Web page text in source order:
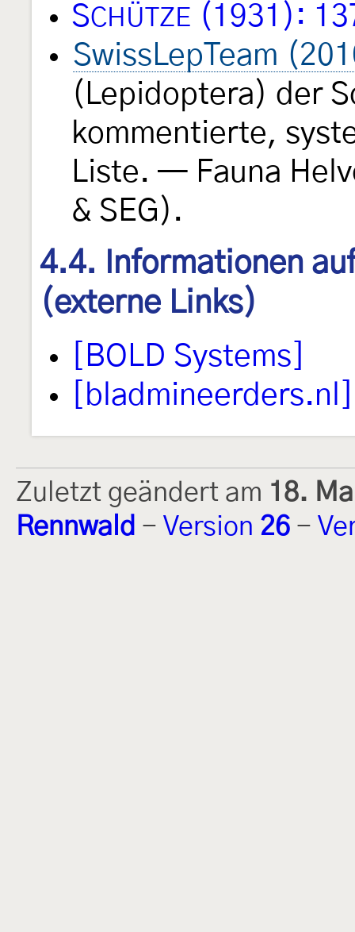
SCHÜTZE (1931):
SwissLepTeam
(Lepidoptera) der
kommentierte,
Liste. — Fauna
& SEG).
4.4. Informationen
(externe Links)
[BOLD Systems]
[bladmineerders.nl]
Zuletzt geändert am 18.
Rennwald - Version 26 -